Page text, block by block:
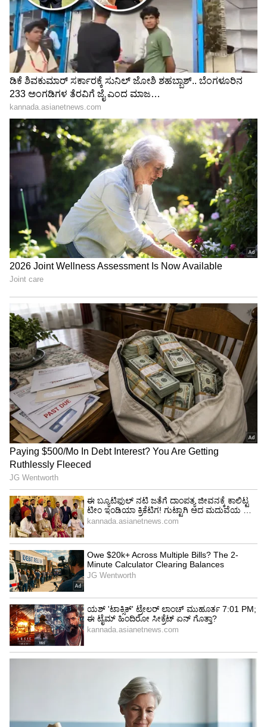
ಕನಕೋತ್ಸವದಲ್ಲಿ ರಿಷಬ್ ಶೆಟ್ಟಿ | Rishab
Shetty speech | Suvarna News
ಶೇ.50 ರಿಂದ ಶೇ.18 ಕ್ಕೆ TAX ಇಳಿಕೆ: ಮೋದಿ-
ಟ್ರಂಪ್ ಐತಿಹಾಸಿಕ ಒಪ್ಪಂದ | India US
Trade Deal | Party Rounds